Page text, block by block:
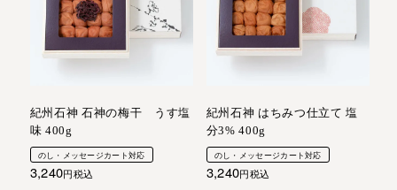
紀州石神 石神の梅干 うす塩
味 400g
のし・メッセージカート対応
3,240 税込
紀州石神 はちみつ仕立て 塩
分3% 400g
のし・メッセージカート対応
3,240 税込